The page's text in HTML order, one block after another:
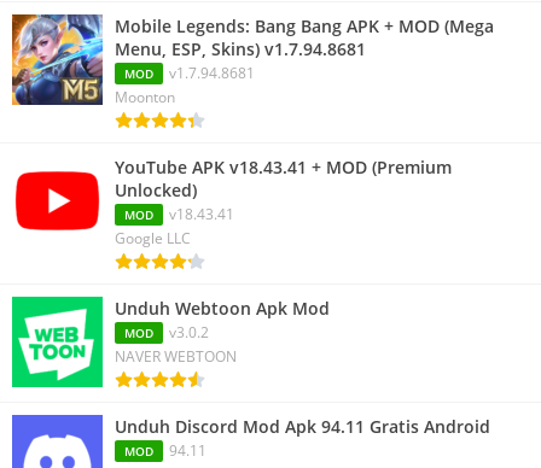
Mobile Legends: Bang Bang APK + MOD (Mega
Menu, ESP, Skins) v1.7.94.8681
MOD
v1.7.94.8681
Moonton
YouTube APK v18.43.41 + MOD (Premium
Unlocked)
MOD
v18.43.41
Google LLC
Unduh Webtoon Apk Mod
MOD
v3.0.2
NAVER WEBTOON
Unduh Discord Mod Apk 94.11 Gratis Android
MOD
94.11